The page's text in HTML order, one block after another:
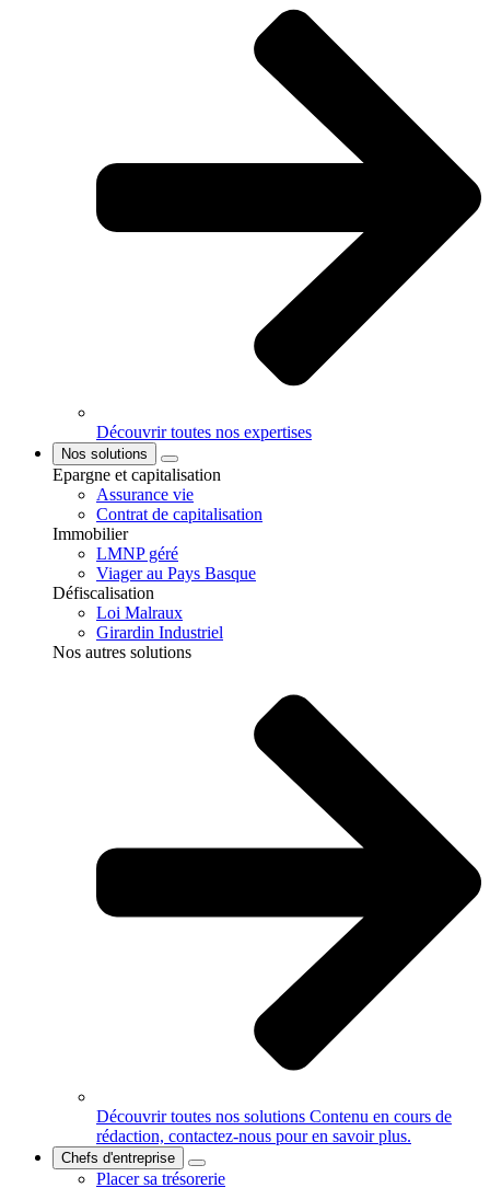
Découvrir toutes nos expertises
Nos solutions
Epargne et capitalisation
Assurance vie
Contrat de capitalisation
Immobilier
LMNP géré
Viager au Pays Basque
Défiscalisation
Loi Malraux
Girardin Industriel
Nos autres solutions
Découvrir toutes nos solutions Contenu en cours de
rédaction, contactez-nous pour en savoir plus.
Chefs d'entreprise
Placer sa trésorerie